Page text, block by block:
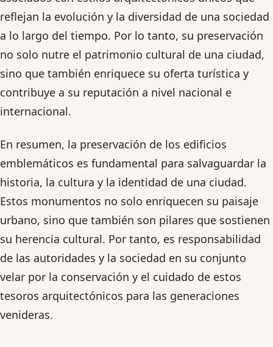
reflejan la evolución y la diversidad de una sociedad
a lo largo del tiempo. Por lo tanto, su preservación
no solo nutre el patrimonio cultural de una ciudad,
sino que también enriquece su oferta turística y
contribuye a su reputación a nivel nacional e
internacional.
En resumen, la preservación de los edificios
emblemáticos es fundamental para salvaguardar la
historia, la cultura y la identidad de una ciudad.
Estos monumentos no solo enriquecen su paisaje
urbano, sino que también son pilares que sostienen
su herencia cultural. Por tanto, es responsabilidad
de las autoridades y la sociedad en su conjunto
velar por la conservación y el cuidado de estos
tesoros arquitectónicos para las generaciones
venideras.